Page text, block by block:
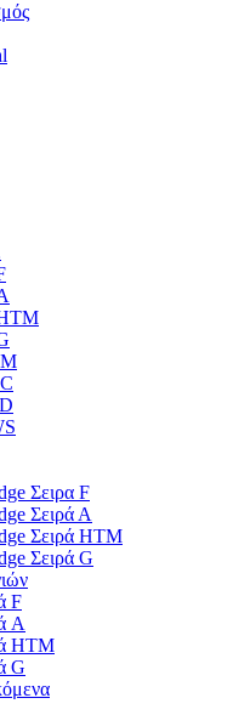
Σειρα F
Σειρά Α
Σειρά HTM
Σειρά G
F
A
HTM
G